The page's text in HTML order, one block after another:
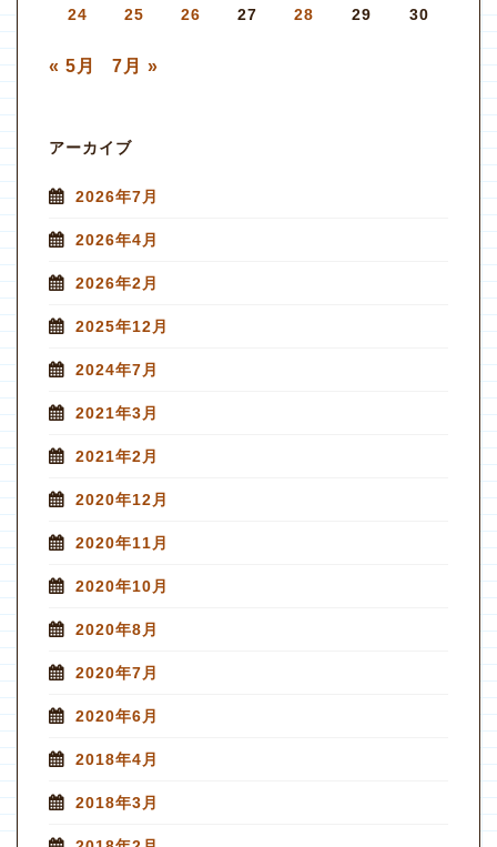
24
25 26 27 28 29 30
« 5月 7月 »
アーカイブ
2026年7月
2026年4月
2026年2月
2025年12月
2024年7月
2021年3月
2021年2月
2020年12月
2020年11月
2020年10月
2020年8月
2020年7月
2020年6月
2018年4月
2018年3月